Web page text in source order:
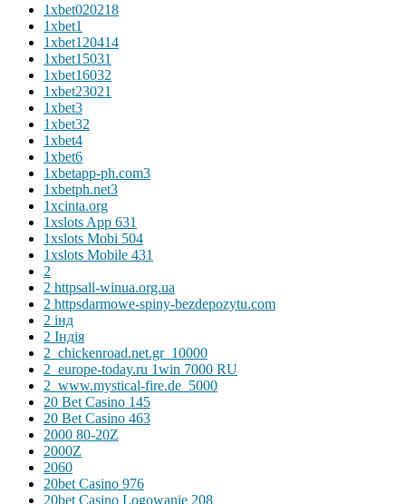
1xbet020218
1xbet1
1xbet120414
1xbet15031
1xbet16032
1xbet23021
1xbet3
1xbet32
1xbet4
1xbet6
1xbetapp-ph.com3
1xbetph.net3
1xcinta.org
1xslots App 631
1xslots Mobi 504
1xslots Mobile 431
2
2 httpsall-winua.org.ua
2 httpsdarmowe-spiny-bezdepozytu.com
2 інд
2 Індія
2_chickenroad.net.gr_10000
2_europe-today.ru 1win 7000 RU
2_www.mystical-fire.de_5000
20 Bet Casino 145
20 Bet Casino 463
2000 80-20Z
2000Z
2060
20bet Casino 976
20bet Casino Logowanie 208